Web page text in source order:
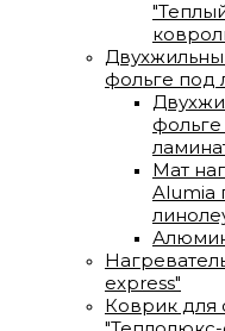
фольге под
фольге
Мат
Alumia
express"
Коврик для